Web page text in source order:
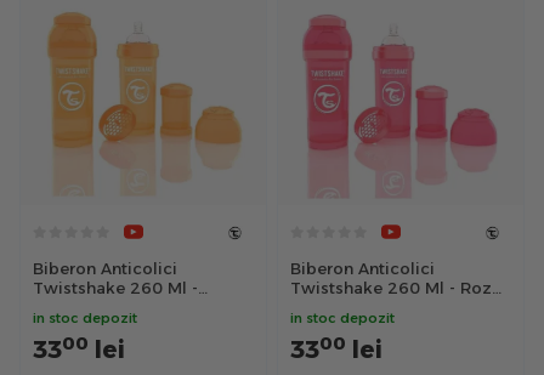
Biberon Anticolici
Twistshake 260 Ml -
in stoc depozit
3300 lei
Biberon Anticolici
Twistshake 260 Ml - Roz
in stoc depozit
3300 lei